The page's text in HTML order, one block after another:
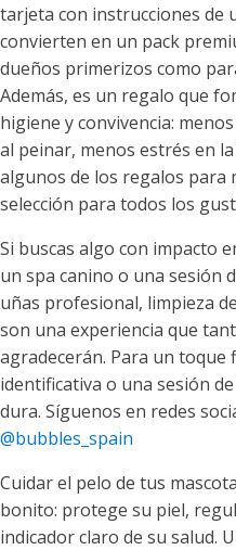
tarjeta con instrucciones de
convierten en un pack
dueños primerizos como
Además, es un regalo que
higiene y convivencia:
al peinar, menos estrés en
algunos de los regalos para
selección para todos los
Si buscas algo con impacto
un spa canino o una sesión
uñas profesional, limpieza
son una experiencia que
agradecerán. Para un toque
identificativa o una sesión
dura. Síguenos en redes
@bubbles_spain
Cuidar el pelo de tus
bonito: protege su piel,
indicador claro de su salud.